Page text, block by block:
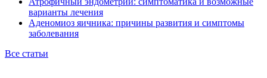
варианты лечения
Аденомиоз яичника: причины развития и симптомы
заболевания
Все статьи